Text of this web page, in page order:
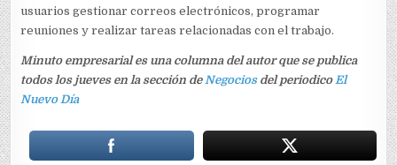
usuarios gestionar correos electrónicos, programar
reuniones y realizar tareas relacionadas con el trabajo.
Minuto empresarial es una columna del autor que se publica
todos los jueves en la sección deNegociosdel periodicoEl
Nuevo Día